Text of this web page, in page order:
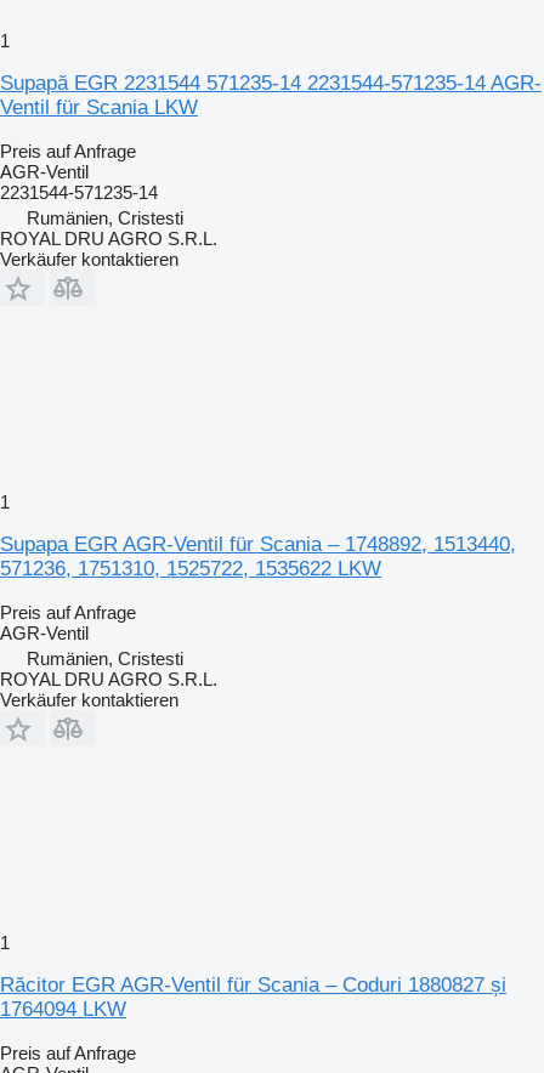
1
Supapă EGR 2231544 571235-14 2231544-571235-14 AGR-
Ventil für Scania LKW
Preis auf Anfrage
AGR-Ventil
2231544-571235-14
Rumänien, Cristesti
ROYAL DRU AGRO S.R.L.
Verkäufer kontaktieren
1
Supapa EGR AGR-Ventil für Scania – 1748892, 1513440,
571236, 1751310, 1525722, 1535622 LKW
Preis auf Anfrage
AGR-Ventil
Rumänien, Cristesti
ROYAL DRU AGRO S.R.L.
Verkäufer kontaktieren
1
Răcitor EGR AGR-Ventil für Scania – Coduri 1880827 și
1764094 LKW
Preis auf Anfrage